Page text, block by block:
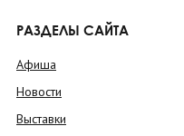
РАЗДЕЛЫ САЙТА
Афиша
Новости
Выставки